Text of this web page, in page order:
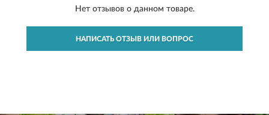
Нет отзывов о данном товаре.
НАПИСАТЬ ОТЗЫВ ИЛИ ВОПРОС